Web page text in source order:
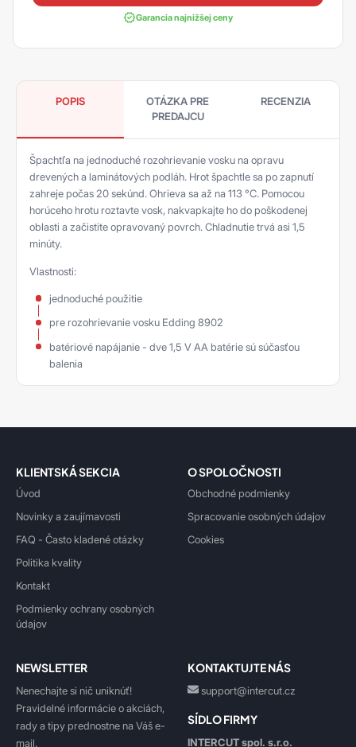
Garancia najnižšej ceny
POPIS
OTÁZKA PRE
PREDAJCU
RECENZIA
Špachtľa na jednoduché rozohrievanie vosku na opravu
drevených a laminátových podláh. Hrot špachtle sa po zapnutí
zahreje počas 20 sekúnd. Ohrieva sa až na 113 °C. Pomocou
horúceho hrotu roztavte vosk, nakvapkajte ho do poškodenej
oblasti a začistite opravovaný povrch. Chladnutie trvá asi 1,5
minúty.
Vlastnosti:
jednoduché použitie
pre rozohrievanie vosku Edding 8902
batériové napájanie - dve 1,5 V AA batérie sú súčasťou
balenia
KLIENTSKÁ SEKCIA
Úvod
Novinky a zaujímavosti
FAQ - Často kladené otázky
Politika kvality
Kontakt
Podmienky ochrany osobných
údajov
O SPOLOČNOSTI
Obchodné podmienky
Spracovanie osobných údajov
Cookies
NEWSLETTER
Nenechajte si nič uniknúť!
Pravidelné informácie o akciách,
rady a tipy prednostne na Váš e-
mail.
KONTAKTUJTE NÁS
support@intercut.cz
SÍDLO FIRMY
INTERCUT spol. s.r.o.